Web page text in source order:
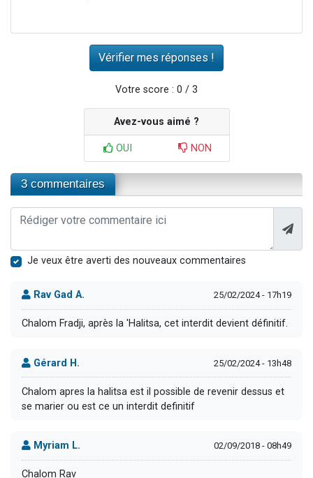
Votre score : 0 / 3
Avez-vous aimé ?
OUI NON
3 commentaires
Je veux être averti des nouveaux commentaires
Rav Gad A. 25/02/2024 - 17h19
Chalom Fradji, après la 'Halitsa, cet interdit devient définitif.
Gérard H. 25/02/2024 - 13h48
Chalom apres la halitsa est il possible de revenir dessus et
se marier ou est ce un interdit definitif
Myriam L. 02/09/2018 - 08h49
Chalom Rav